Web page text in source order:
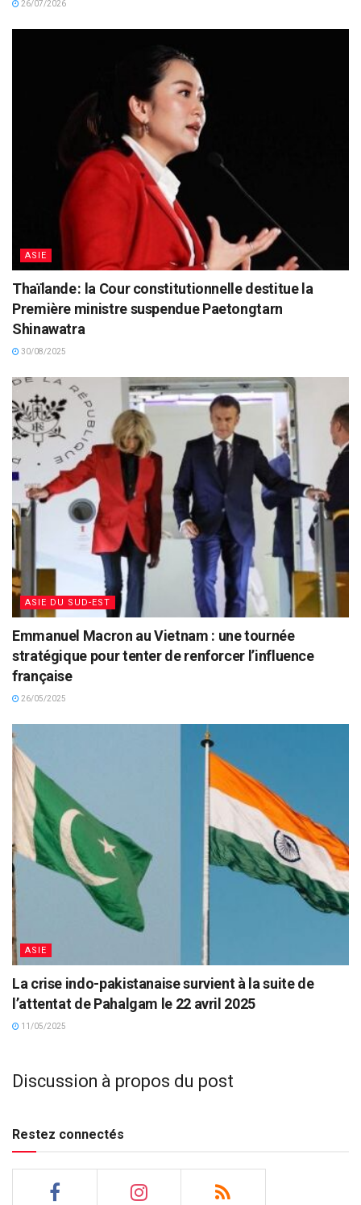
26/07/2026
ASIE
Thaïlande : la Cour constitutionnelle destitue la
Première ministre suspendue Paetongtarn
Shinawatra
30/08/2025
ASIE DU SUD-EST
Emmanuel Macron au Vietnam : une tournée
stratégique pour tenter de renforcer l’influence
française
26/05/2025
ASIE
La crise indo-pakistanaise survient à la suite de
l’attentat de Pahalgam le 22 avril 2025
11/05/2025
Discussion à propos du post
Restez connectés